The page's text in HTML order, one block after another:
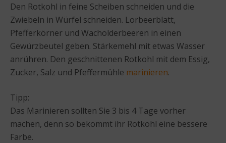
Den Rotkohl in feine Scheiben schneiden und die
Zwiebeln in Würfel schneiden. Lorbeerblatt,
Pfefferkörner und Wacholderbeeren in einen
Gewürzbeutel geben. Stärkemehl mit etwas Wasser
anrühren. Den geschnittenen Rotkohl mit dem Essig,
Zucker, Salz und Pfeffermühle marinieren.
Tipp:
Das Marinieren sollten Sie 3 bis 4 Tage vorher
machen, denn so bekommt ihr Rotkohl eine bessere
Farbe.